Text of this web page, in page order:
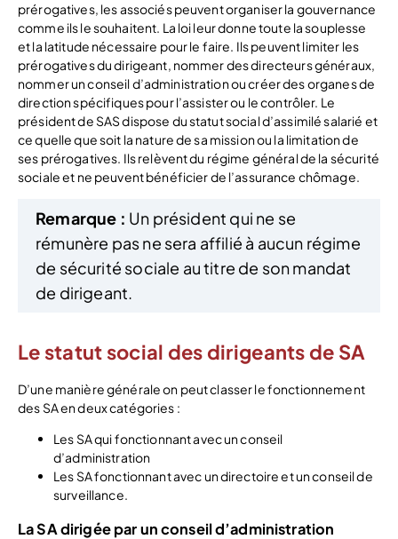
prérogatives, les associés peuvent organiser la gouvernance
comme ils le souhaitent. La loi leur donne toute la souplesse
et la latitude nécessaire pour le faire. Ils peuvent limiter les
prérogatives du dirigeant, nommer des directeurs généraux,
nommer un conseil d’administration ou créer des organes de
direction spécifiques pour l’assister ou le contrôler. Le
président de SAS dispose du statut social d’assimilé salarié et
ce quelle que soit la nature de sa mission ou la limitation de
ses prérogatives. Ils relèvent du régime général de la sécurité
sociale et ne peuvent bénéficier de l’assurance chômage.
Remarque : Un président qui ne se
rémunère pas ne sera affilié à aucun régime
de sécurité sociale au titre de son mandat
de dirigeant.
Le statut social des dirigeants de SA
D’une manière générale on peut classer le fonctionnement
des SA en deux catégories :
Les SA qui fonctionnant avec un conseil
d’administration
Les SA fonctionnant avec un directoire et un conseil de
surveillance.
La SA dirigée par un conseil d’administration